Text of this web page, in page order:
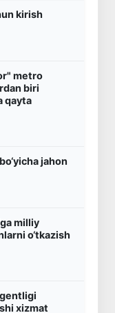
kirish
metro
biri
qayta
jahon
milliy
o‘tkazish
xizmat